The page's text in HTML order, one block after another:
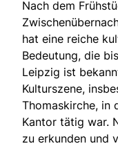
Nach dem
hat eine reiche
Bedeutung, die
Leipzig ist
Kulturszene,
Thomaskirche, in
Kantor tätig war.
zu erkunden und